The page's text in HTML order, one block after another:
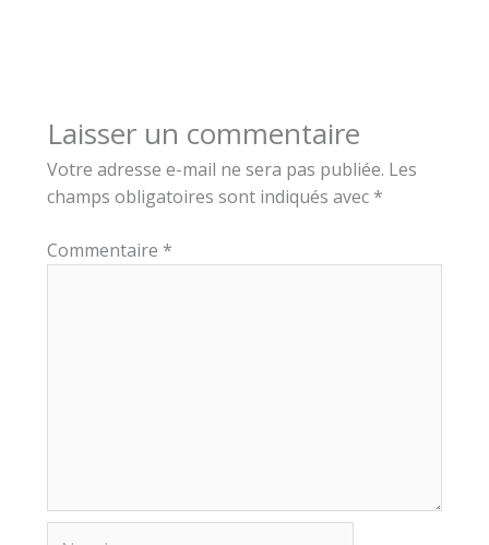
Laisser un commentaire
Votre adresse e-mail ne sera pas publiée. Les
champs obligatoires sont indiqués avec *
Commentaire *